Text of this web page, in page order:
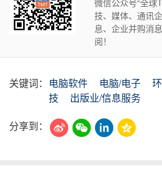
微信公众号“全球
技、媒体、通讯
息、企业并购消
阅！
关键词： 电脑软件 电脑/电子
技
出版业/信息服务
分享到：